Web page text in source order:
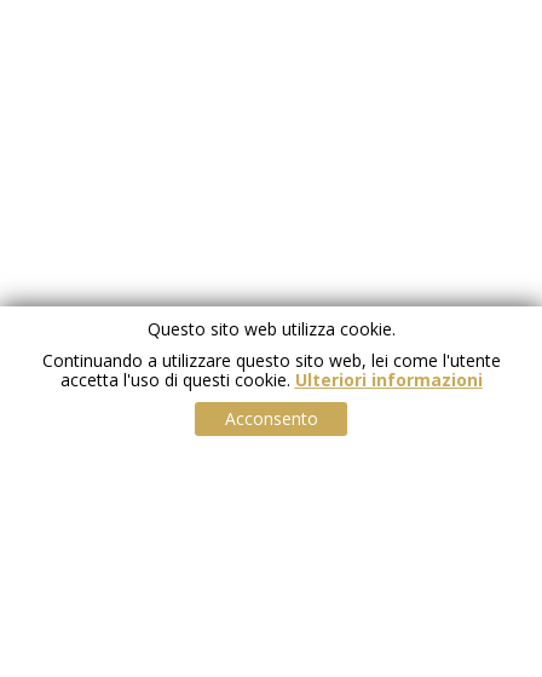
Questo sito web utilizza cookie.
Continuando a utilizzare questo sito web, lei come l'utente
accetta l'uso di questi cookie. Ulteriori informazioni
Acconsento